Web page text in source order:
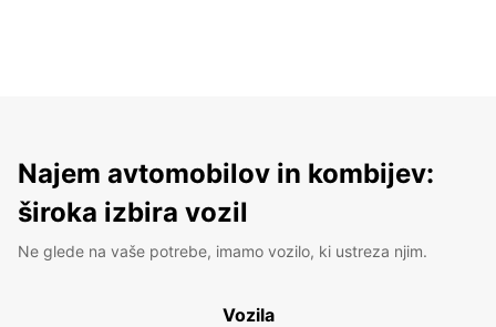
Najem avtomobilov in kombijev:
široka izbira vozil
Ne glede na vaše potrebe, imamo vozilo, ki ustreza njim.
Vozila